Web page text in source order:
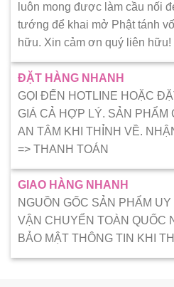
luôn mong được làm cầu nối
tướng để khai mở Phật tánh
hữu. Xin cảm ơn quý liên hữu!
ĐẶT HÀNG NHANH
GỌI ĐẾN HOTLINE HOẶC
GIÁ CẢ HỢP LÝ. SẢN PHẨM
AN TÂM KHI THỈNH VỀ.
=> THANH TOÁN
GIAO HÀNG NHANH
NGUỒN GỐC SẢN PHẨM
VẬN CHUYỂN TOÀN QUỐC
BẢO MẬT THÔNG TIN KHI